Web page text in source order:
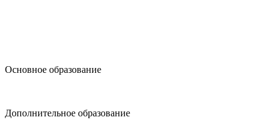
Основное образование
Дополнительное образование